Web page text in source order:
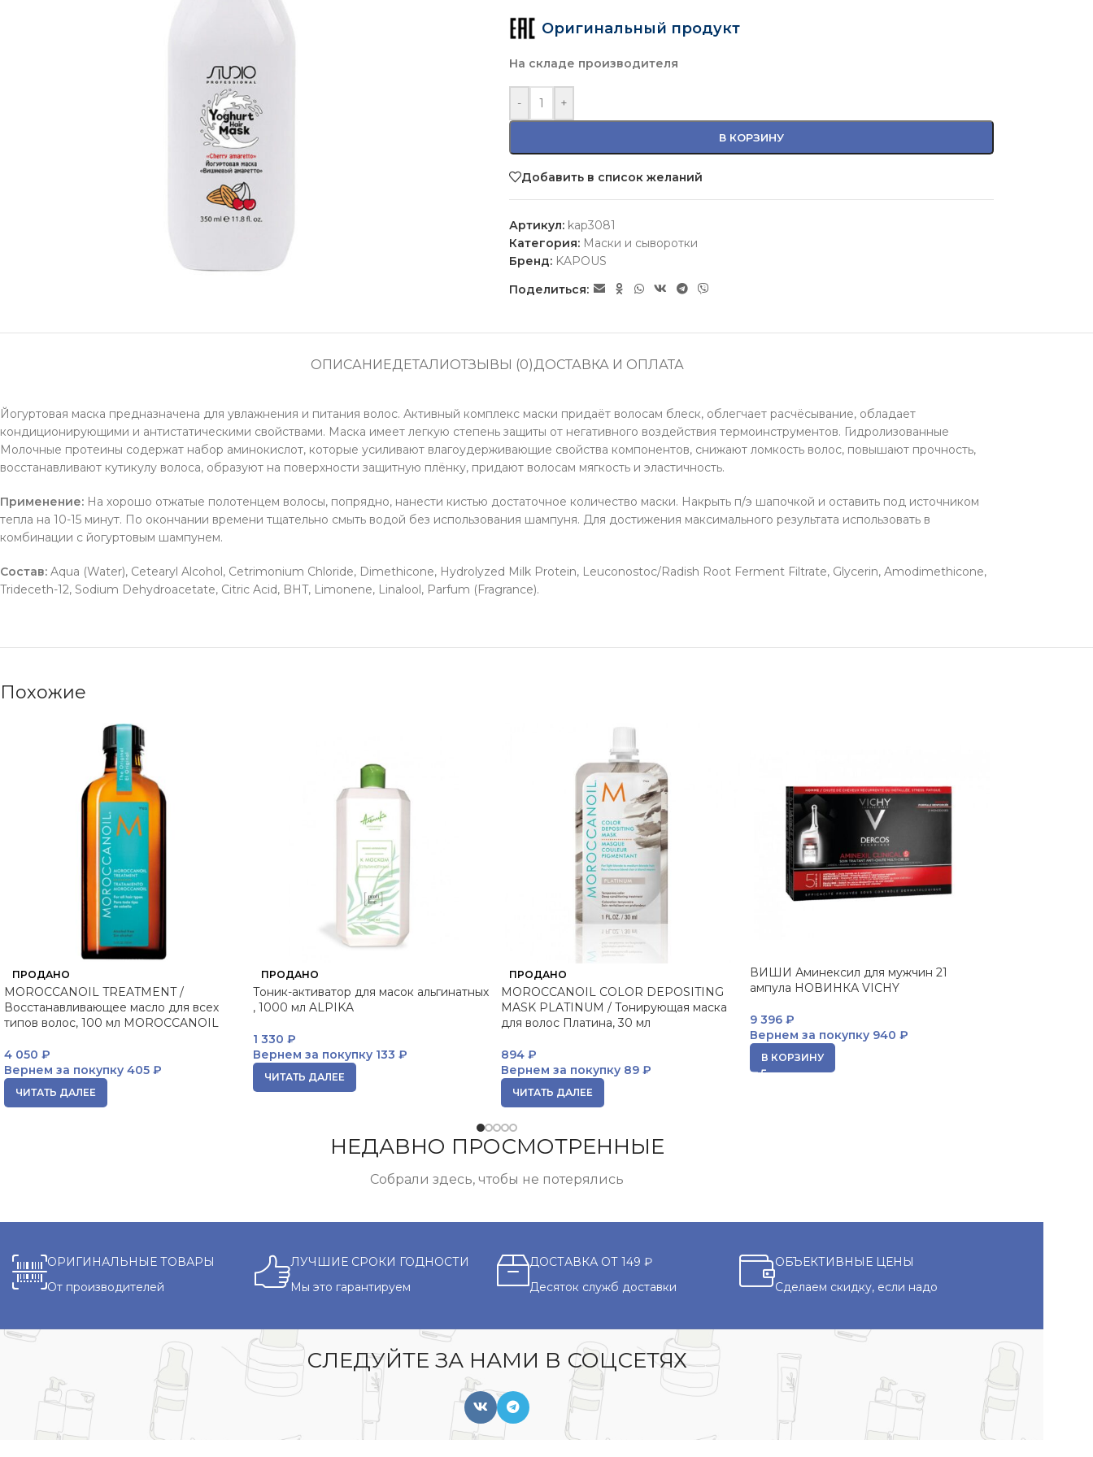
Оригинальный продукт
На складе производителя
- +
В КОРЗИНУ
Добавить в список желаний
Артикул: kap3081
Категория: Маски и сыворотки
Бренд: KAPOUS
Поделиться:
ОПИСАНИЕДЕТАЛИОТЗЫВЫ (0)ДОСТАВКА И ОПЛАТА
Йогуртовая маска предназначена для увлажнения и питания волос. Активный комплекс маски придаёт волосам блеск, облегчает расчёсывание, обладает
кондиционирующими и антистатическими свойствами. Маска имеет легкую степень защиты от негативного воздействия термоинструментов. Гидролизованные
Молочные протеины содержат набор аминокислот, которые усиливают влагоудерживающие свойства компонентов, снижают ломкость волос, повышают прочность,
восстанавливают кутикулу волоса, образуют на поверхности защитную плёнку, придают волосам мягкость и эластичность.
Применение: На хорошо отжатые полотенцем волосы, попрядно, нанести кистью достаточное количество маски. Накрыть п/э шапочкой и оставить под источником
тепла на 10-15 минут. По окончании времени тщательно смыть водой без использования шампуня. Для достижения максимального результата использовать в
комбинации с йогуртовым шампунем.
Состав: Aqua (Water), Cetearyl Alcohol, Cetrimonium Chloride, Dimethicone, Hydrolyzed Milk Protein, Leuconostoc/Radish Root Ferment Filtrate, Glycerin, Amodimethicone,
Trideceth-12, Sodium Dehydroacetate, Citric Acid, BHT, Limonene, Linalool, Parfum (Fragrance).
Похожие
ПРОДАНО
MOROCCANOIL TREATMENT /
Восстанавливающее масло для всех
типов волос, 100 мл MOROCCANOIL
4 050 ₽
Вернем за покупку 405 ₽
ЧИТАТЬ ДАЛЕЕ
ПРОДАНО
Тоник-активатор для масок альгинатных
, 1000 мл ALPIKA
1 330 ₽
Вернем за покупку133 ₽
ЧИТАТЬ ДАЛЕЕ
ПРОДАНО
MOROCCANOIL COLOR DEPOSITING
MASK PLATINUM / Тонирующая маска
для волос Платина, 30 мл
894 ₽
Вернем за покупку 89 ₽
ЧИТАТЬ ДАЛЕЕ
ВИШИ Аминексил для мужчин 21
ампула НОВИНКА VICHY
9 396 ₽
Вернем за покупку940 ₽
В КОРЗИНУ
НЕДАВНО ПРОСМОТРЕННЫЕ
Собрали здесь, чтобы не потерялись
ОРИГИНАЛЬНЫЕ ТОВАРЫ
От производителей
ЛУЧШИЕ СРОКИ ГОДНОСТИ
Мы это гарантируем
ДОСТАВКА ОТ 149 ₽
Десяток служб доставки
ОБЪЕКТИВНЫЕ ЦЕНЫ
Сделаем скидку, если надо
СЛЕДУЙТЕ ЗА НАМИ В СОЦСЕТЯХ